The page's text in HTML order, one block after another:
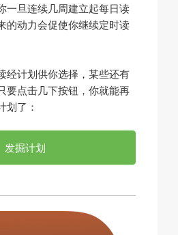
一旦连续几周建立起每日读
的动力会促使你继续定时读
经计划供你选择，某些还有
要点击几下按钮，你就能再
划了：
发掘计划